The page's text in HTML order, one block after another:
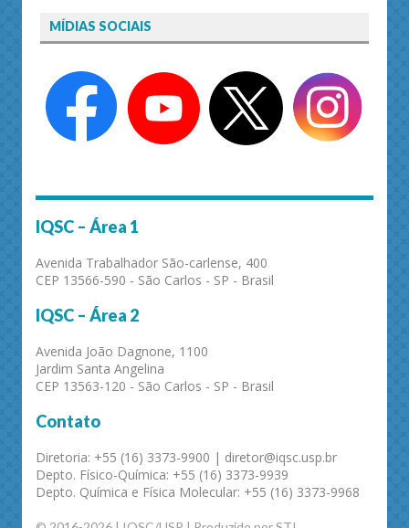
MÍDIAS SOCIAIS
IQSC – Área 1
Avenida Trabalhador São-carlense, 400
CEP 13566-590 - São Carlos - SP - Brasil
IQSC – Área 2
Avenida João Dagnone, 1100
Jardim Santa Angelina
CEP 13563-120 - São Carlos - SP - Brasil
Contato
Diretoria: +55 (16) 3373-9900 | diretor@iqsc.usp.br
Depto. Físico-Química: +55 (16) 3373-9939
Depto. Química e Física Molecular: +55 (16) 3373-9968